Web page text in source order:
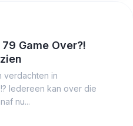
Game Over?!
verdachten in
Iedereen kan over die
nu...